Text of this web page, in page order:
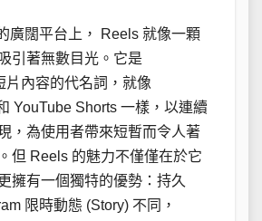
廣闊平台上， Reels 就像一顆
引著無數目光。它是
片內容的代名詞，就像
YouTube Shorts 一樣，以連續
，為使用者帶來短暫而令人著
但 Reels 的魅力不僅僅在於它
擁有一個獨特的優勢：持久
限時動態 (Story) 不同，